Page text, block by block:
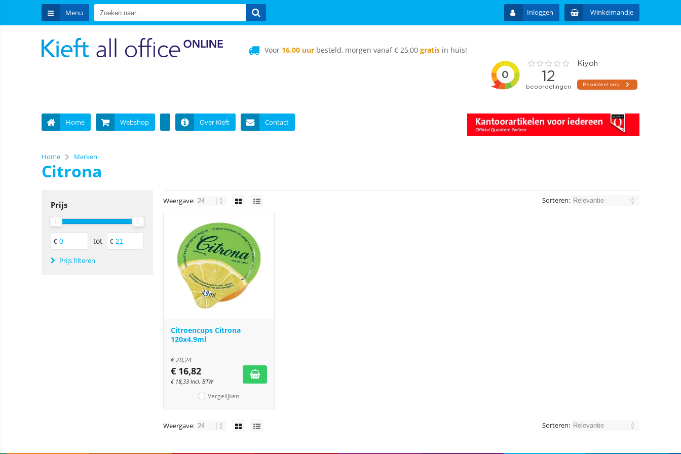
Menu Inloggen Winkelmandje
Voor 16.00 uur besteld, morgen vanaf € 25,00 gratis in huis!
Home Webshop Over Kieft Contact
Home Merken
Citrona
Prijs
€ tot €
Prijs filteren
Weergave: Sorteren:
Citroencups Citrona
120x4.9ml
€20,24
€ 16,82
€ 18,33 Incl. BTW
Vergelijken
Weergave: Sorteren: